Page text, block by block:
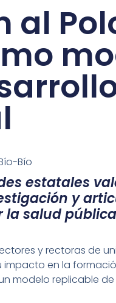
al
Bío
estatales
y
la salud
y rectoras de
impacto en la
modelo replicable